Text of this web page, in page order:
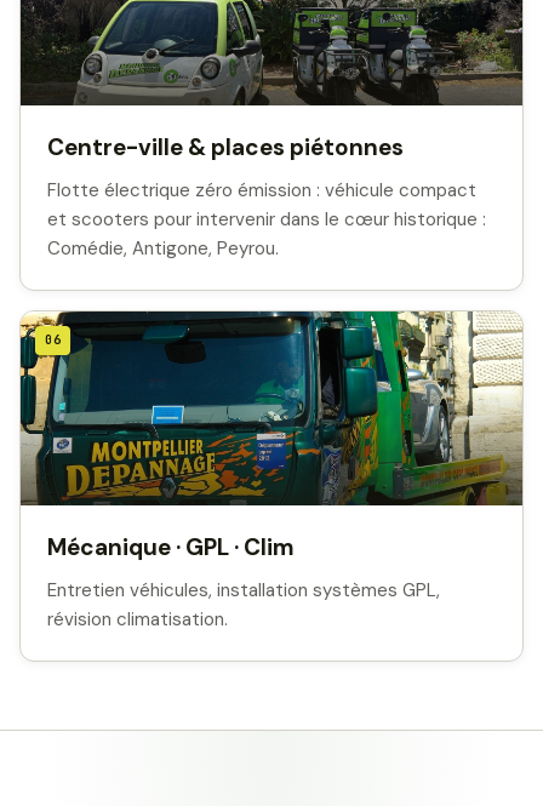
Centre-ville & places piétonnes
Flotte électrique zéro émission : véhicule compact
et scooters pour intervenir dans le cœur historique :
Comédie, Antigone, Peyrou.
06
Mécanique · GPL · Clim
Entretien véhicules, installation systèmes GPL,
révision climatisation.